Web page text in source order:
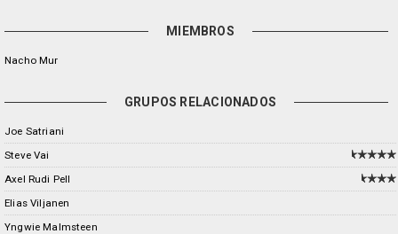
MIEMBROS
Nacho Mur
GRUPOS RELACIONADOS
Joe Satriani
Steve Vai
Axel Rudi Pell
Elias Viljanen
Yngwie Malmsteen